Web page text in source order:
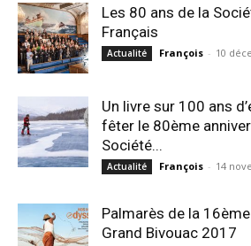
Les 80 ans de la
Français
Actualité François - 10
Un livre sur 100 ans
fêter le 80ème
Société...
Actualité François - 14
Palmarès de la
Grand Bivouac 2017